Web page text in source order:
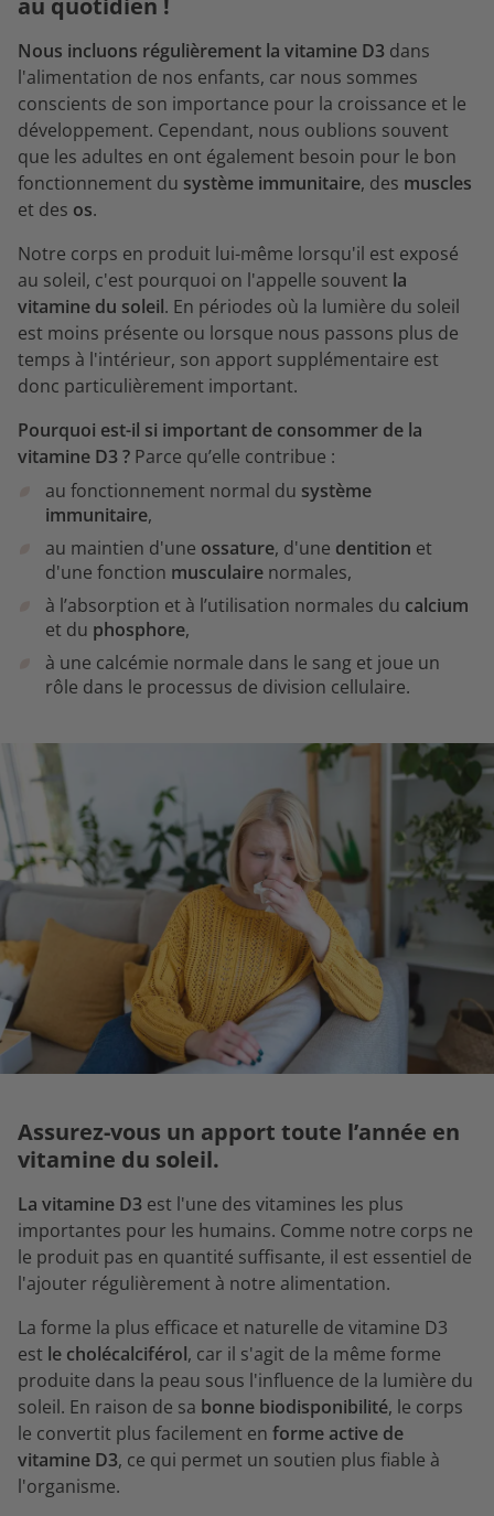
Nous incluons régulièrement la vitamine D3 dans
l'alimentation de nos enfants, car nous sommes
conscients de son importance pour la croissance et le
développement. Cependant, nous oublions souvent
que les adultes en ont également besoin pour le bon
fonctionnement du système immunitaire, des muscles
et des os.
Notre corps en produit lui-même lorsqu'il est exposé
au soleil, c'est pourquoi on l'appelle souvent la
vitamine du soleil. En périodes où la lumière du soleil
est moins présente ou lorsque nous passons plus de
temps à l'intérieur, son apport supplémentaire est
donc particulièrement important.
Pourquoi est-il si important de consommer de la
vitamine D3 ? Parce qu’elle contribue :
au fonctionnement normal du système
immunitaire,
au maintien d'une ossature, d'une dentition et
d'une fonction musculaire normales,
à l’absorption et à l’utilisation normales du calcium
et du phosphore,
à une calcémie normale dans le sang et joue un
rôle dans le processus de division cellulaire.
Assurez-vous un apport toute l’année en
vitamine du soleil.
La vitamine D3 est l'une des vitamines les plus
importantes pour les humains. Comme notre corps ne
le produit pas en quantité suffisante, il est essentiel de
l'ajouter régulièrement à notre alimentation.
La forme la plus efficace et naturelle de vitamine D3
est le cholécalciférol, car il s'agit de la même forme
produite dans la peau sous l'influence de la lumière du
soleil. En raison de sa bonne biodisponibilité, le corps
le convertit plus facilement en forme active de
vitamine D3, ce qui permet un soutien plus fiable à
l'organisme.